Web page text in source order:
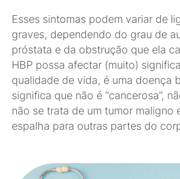
Esses sintomas podem variar de
graves, dependendo do grau de
próstata e da obstrução que ela
HBP possa afectar (muito)
qualidade de vida, é uma doença
significa que não é “cancerosa”,
não se trata de um tumor maligno
espalha para outras partes do